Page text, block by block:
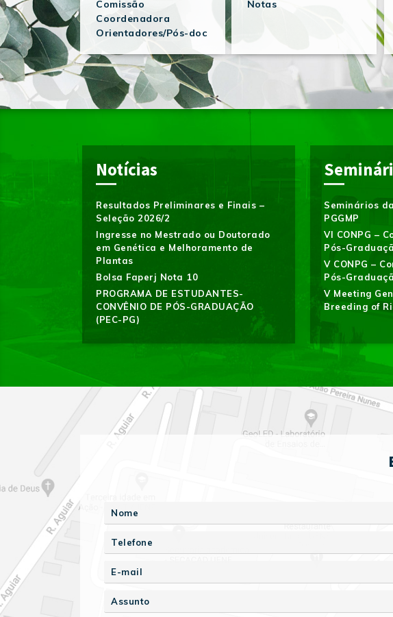
Comissão
Coordenadora
Orientadores/Pós-doc
Notas
Notícias
Resultados Preliminares e Finais –
Seleção 2026/2
Ingresse no Mestrado ou Doutorado
em Genética e Melhoramento de
Plantas
Bolsa Faperj Nota 10
PROGRAMA DE ESTUDANTES-
CONVÊNIO DE PÓS-GRADUAÇÃO
(PEC-PG)
Seminários
PGGMP
VI CONPG –
Pós-
V CONPG –
Pós-
V Meeting
Breeding of